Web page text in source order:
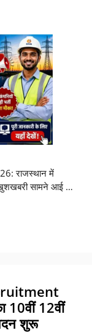
राजस्थान में
खुशखबरी सामने आई …
10वीं 12वीं
शुरू